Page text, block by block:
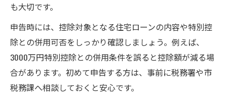
も大切です。
申告時には、控除対象となる住宅ローンの内容や特別控
除との併用可否をしっかり確認しましょう。例えば、
3000万円特別控除との併用条件を誤ると控除額が減る場
合があります。初めて申告する方は、事前に税務署や市
税務課へ相談しておくと安心です。